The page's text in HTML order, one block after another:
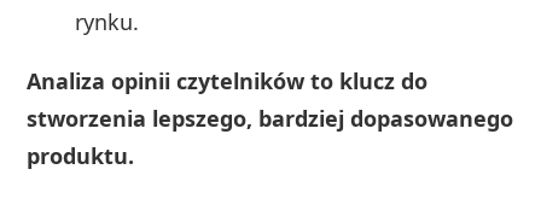
rynku.
Analiza opinii czytelników to klucz do
stworzenia lepszego, bardziej dopasowanego
produktu.